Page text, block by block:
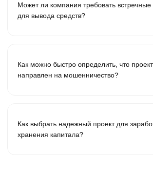
Может ли компания требовать встречные
для вывода средств?
Как можно быстро определить, что проект
направлен на мошенничество?
Как выбрать надежный проект для
хранения капитала?